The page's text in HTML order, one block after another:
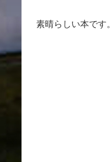
素晴らしい本です。